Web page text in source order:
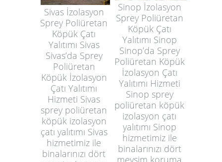
Sivas İzolasyon
Sprey Poliüretan
Köpük Çatı
Yalıtımı Sivas
Sivas’da Sprey
Poliüretan
Köpük İzolasyon
Çatı Yalıtımı
Hizmeti Sivas
sprey poliüretan
köpük izolasyon
çatı yalıtımı Sivas
hizmetimiz ile
binalarınızı dört
Sinop İzolasyon
Sprey Poliüretan
Köpük Çatı
Yalıtımı Sinop
Sinop’da Sprey
Poliüretan Köpük
İzolasyon Çatı
Yalıtımı Hizmeti
Sinop sprey
poliüretan köpük
izolasyon çatı
yalıtımı Sinop
hizmetimiz ile
binalarınızı dört
mevsim koruma